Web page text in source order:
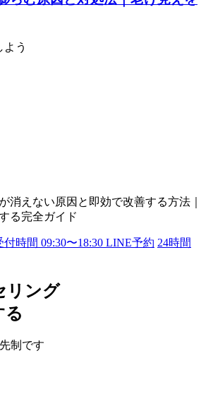
う
消えない原因と即効で改善する方法｜
る完全ガイド
付時間 09:30〜18:30 LINE予約 24時間
リング
る
制です